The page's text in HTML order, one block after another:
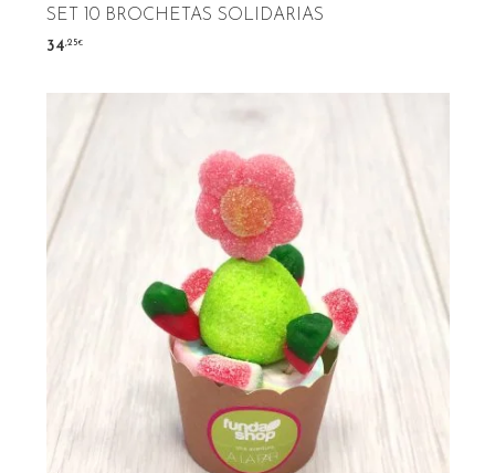
SET 10 BROCHETAS SOLIDARIAS
34,25€